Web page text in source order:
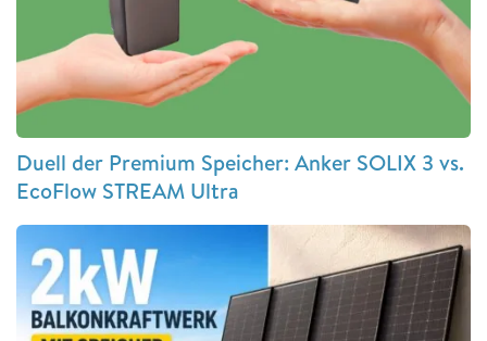
Duell der Premium Speicher: Anker SOLIX 3 vs.
EcoFlow STREAM Ultra